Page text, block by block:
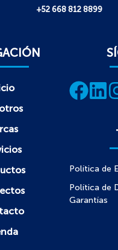
+52 668 812 8899
Política de
Política de
Garantías